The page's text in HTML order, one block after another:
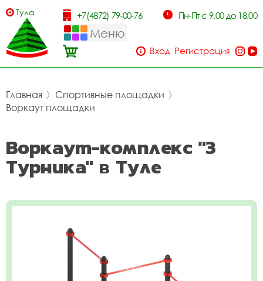
Тула +7(4872) 79-00-76 Пн-Пт с 9.00 до 18.00
Меню
Вход Регистрация
Главная 〉 Спортивные площадки 〉
Воркаут площадки
Воркаут-комплекс "3
Турника" в Туле